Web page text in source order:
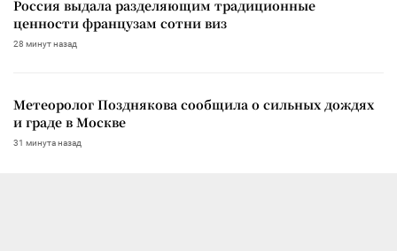
Россия выдала разделяющим традиционные
ценности французам сотни виз
28 минут назад
Метеоролог Позднякова сообщила о сильных дождях
и граде в Москве
31 минута назад